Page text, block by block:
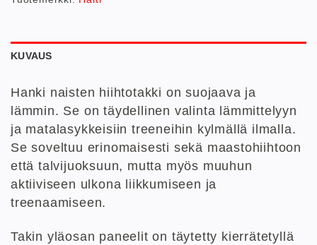
KUVAUS
Hanki naisten hiihtotakki on suojaava ja
lämmin. Se on täydellinen valinta lämmittelyyn
ja matalasykkeisiin treeneihin kylmällä ilmalla.
Se soveltuu erinomaisesti sekä maastohiihtoon
että talvijuoksuun, mutta myös muuhun
aktiiviseen ulkona liikkumiseen ja
treenaamiseen.
Takin yläosan paneelit on täytetty kierrätetyllä